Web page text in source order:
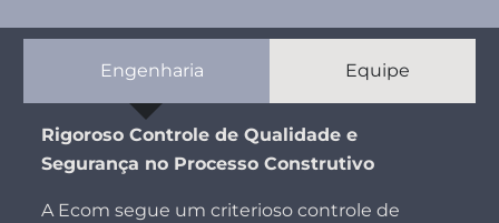
Engenharia Equipe
Rigoroso Controle de Qualidade e
Segurança no Processo Construtivo
A Ecom segue um criterioso controle de